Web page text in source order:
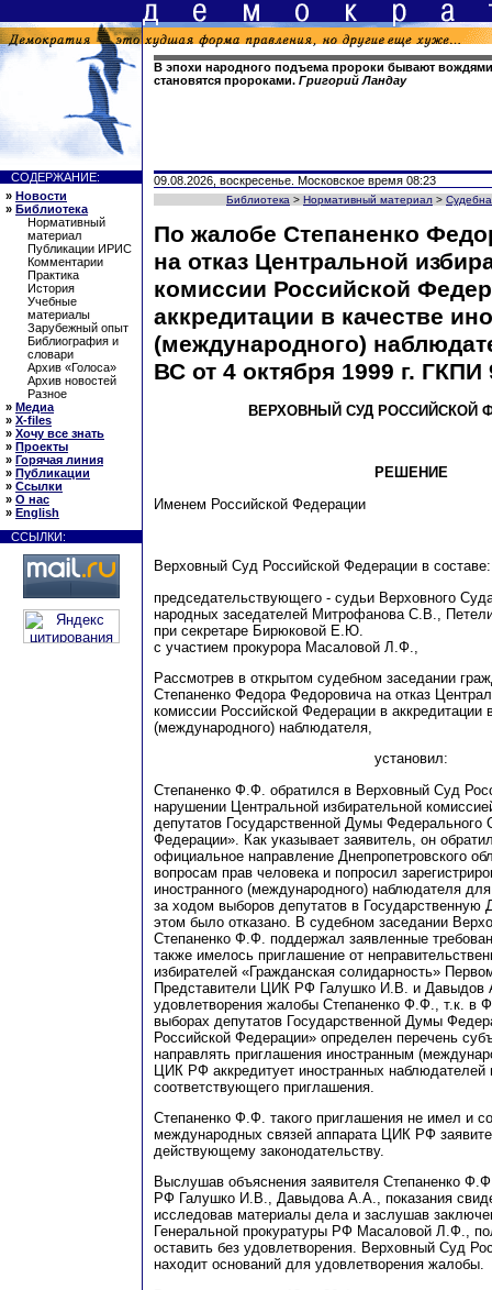
В эпохи народного подъема пророки бывают
становятся пророками. Григорий Ландау
СОДЕРЖАНИЕ:
» Новости
» Библиотека
Нормативный
материал
Публикации ИРИС
Комментарии
Практика
История
Учебные
материалы
Зарубежный опыт
Библиография и
словари
Архив «Голоса»
Архив новостей
Разное
» Медиа
» X-files
» Хочу все знать
» Проекты
» Горячая линия
» Публикации
» Ссылки
» О нас
» English
ССЫЛКИ:
09.08.2026, воскресенье. Московское время 08:23
Библиотека > Нормативный материал >
По жалобе Степаненко
на отказ Центральной
комиссии Российской
аккредитации в качестве
(международного)
ВС от 4 октября 1999 г. ГКПИ
ВЕРХОВНЫЙ СУД РОССИЙСКОЙ
РЕШЕНИЕ
Именем Российской Федерации
Верховный Суд Российской Федерации в составе:
председательствующего - судьи Верховного
народных заседателей Митрофанова С.В.,
при секретаре Бирюковой Е.Ю.
с участием прокурора Масаловой Л.Ф.,
Рассмотрев в открытом судебном заседании
Степаненко Федора Федоровича на отказ
комиссии Российской Федерации в аккредитации
(международного) наблюдателя,
установил:
Степаненко Ф .Ф. обратился в Верховный Суд
нарушении Центральной избирательной
депутатов Государственной Думы Федерального
Федерации». Как указывает заявитель , он
официальное направление Днепропетровского
вопросам прав человека и попросил
иностранного (международного) наблюдателя
за ходом выборов депутатов в
этом было отказано. В судебном заседании
Степаненко Ф .Ф. поддержал заявленные
также имелось приглашение от неправ
избирателей «Гражданская солидарность»
Представители ЦИК РФ Галушко И.В. и Давыдов
удовлетворения жалобы Степаненко Ф.Ф ., т.к. в
выборах депутатов Государственной Думы
Российской Федерации» определен перечень
направлять приглашения иностранным
ЦИК РФ аккредитует иностранных наблюдателей
соответствующего приглашения.
Степаненко Ф.Ф. такого приглашения не имел и
международных связей аппарата ЦИК РФ
действующему законодательству.
Выслушав объяснения заявителя Степаненко Ф.Ф
РФ Галушко И.В., Давыдова А.А., показания
исследовав материалы дела и заслушав
Генеральной прокуратуры РФ Масаловой Л .Ф.,
оставить без удовлетворения. Верховный Суд
находит оснований для удовлетворения жалобы.